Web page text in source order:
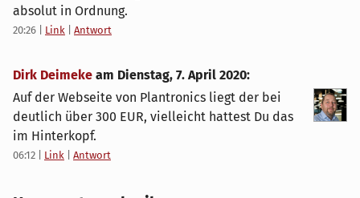
absolut in Ordnung.
20:26 Link Antwort
Dirk Deimeke am Dienstag, 7. April 2020:
Auf der Webseite von Plantronics liegt der bei
deutlich über 300 EUR, vielleicht hattest Du das
im Hinterkopf.
06:12 Link Antwort